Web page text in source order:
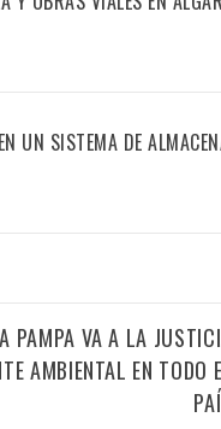
UN SISTEMA DE
PAMPA VA A LA
AMBIENTAL EN TODO